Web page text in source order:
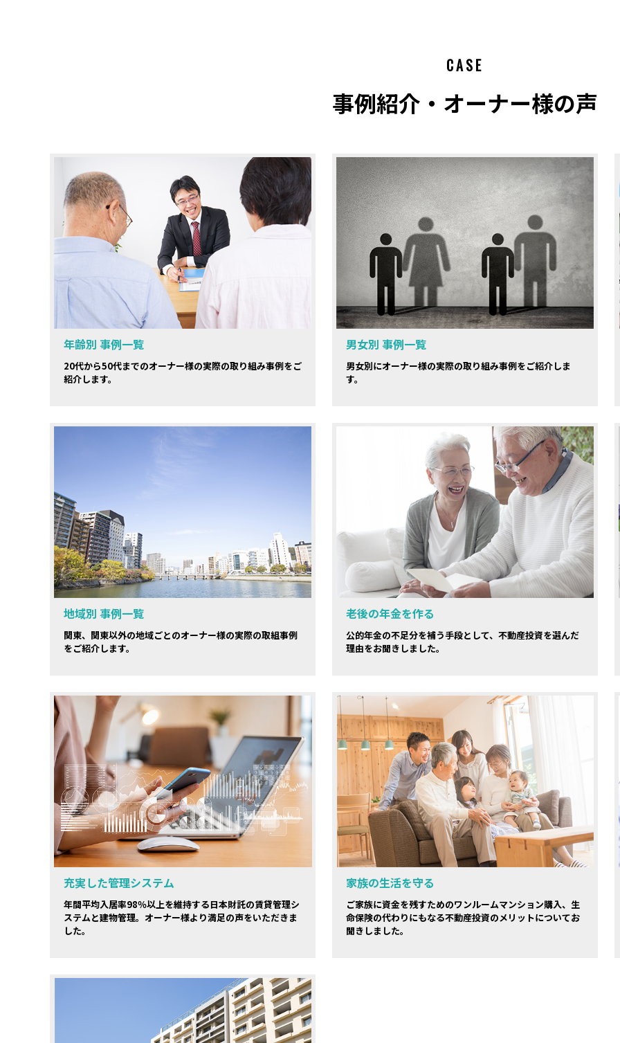
CASE
事例紹介・オーナー様の声
年齢別 事例一覧
20代から50代までのオーナー様の実際の取り組み事例をご
紹介します。
男女別 事例一覧
男女別にオーナー様の実際の取り組み事例をご紹介しま
す。
地域別 事例一覧
関東、関東以外の地域ごとのオーナー様の実際の取組事例
をご紹介します。
老後の年金を作る
公的年金の不足分を補う手段として、不動産投資を選んだ
理由をお聞きしました。
充実した管理システム
年間平均入居率98％以上を維持する日本財託の賃貸管理シ
ステムと建物管理。オーナー様より満足の声をいただきま
した。
家族の生活を守る
ご家族に資金を残すためのワンルームマンション購入、生
命保険の代わりにもなる不動産投資のメリットについてお
聞きしました。